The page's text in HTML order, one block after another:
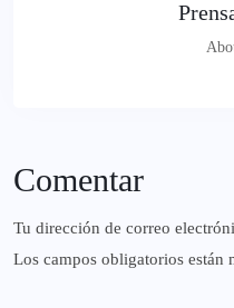
Comentar
Tu dirección de correo
Los campos obligatorios están